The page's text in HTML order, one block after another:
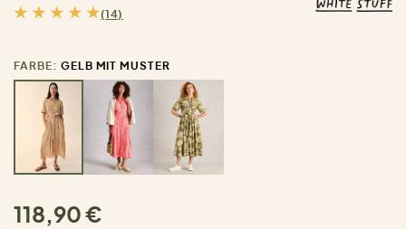
(14)
FARBE: GELB MIT MUSTER
118,90 €